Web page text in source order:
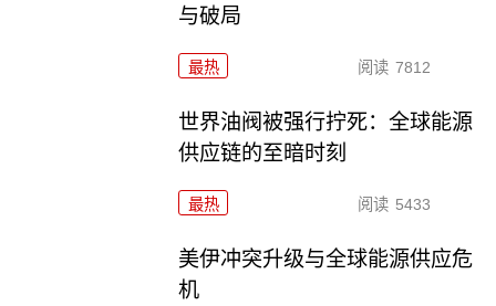
与破局
最热 阅读 7812
世界油阀被强行拧死：全球能源
供应链的至暗时刻
最热 阅读 5433
美伊冲突升级与全球能源供应危
机